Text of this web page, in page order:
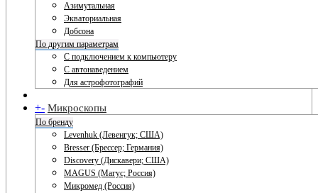
Азимутальная
Экваториальная
Добсона
По другим параметрам
С подключением к компьютеру
С автонаведением
Для астрофотографий
+- Микроскопы
По бренду
Levenhuk (Левенгук; США)
Bresser (Брессер; Германия)
Discovery (Дискавери; США)
MAGUS (Магус; Россия)
Микромед (Россия)